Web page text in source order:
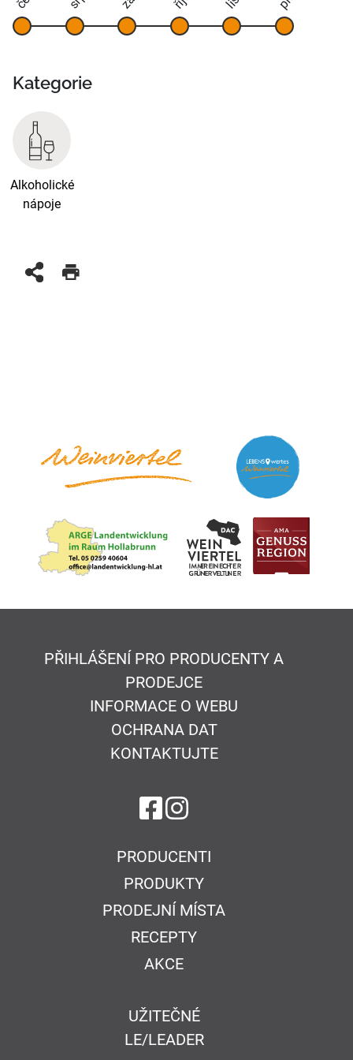
Kategorie
Alkoholické
nápoje
PŘIHLÁŠENÍ PRO PRODUCENTY A
PRODEJCE
INFORMACE O WEBU
OCHRANA DAT
KONTAKTUJTE
na Facebook
na Instagram
PRODUCENTI
PRODUKTY
PRODEJNÍ MÍSTA
RECEPTY
AKCE
UŽITEČNÉ
LE/LEADER